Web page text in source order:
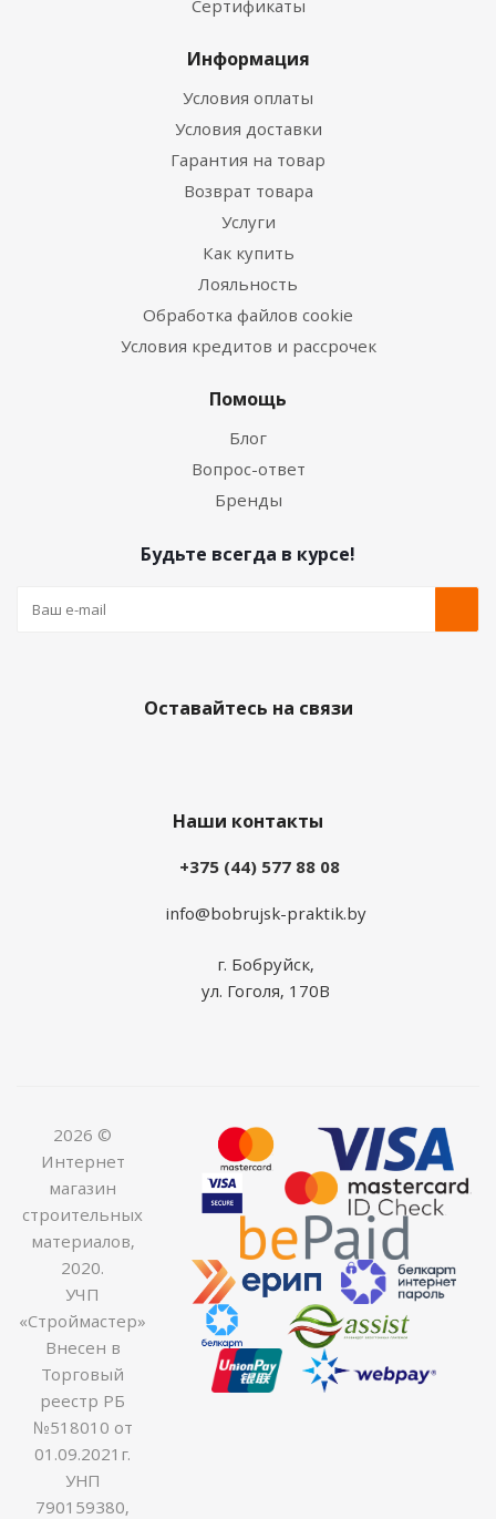
Сертификаты
Информация
Условия оплаты
Условия доставки
Гарантия на товар
Возврат товара
Услуги
Как купить
Лояльность
Обработка файлов cookie
Условия кредитов и рассрочек
Помощь
Блог
Вопрос-ответ
Бренды
Будьте всегда в курсе!
Оставайтесь на связи
Наши контакты
+375 (44) 577 88 08
info@bobrujsk-praktik.by
г. Бобруйск,
ул. Гоголя, 170В
2026 ©
Интернет
магазин
строительных
материалов,
2020.
УЧП
«Строймастер»
Внесен в
Торговый
реестр РБ
№518010 от
01.09.2021г.
УНП
790159380,